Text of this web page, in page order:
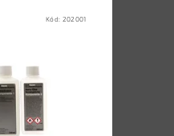
Kód: 202001